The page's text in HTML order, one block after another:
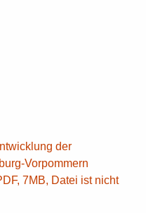
der
Vorpommern
7MB, Datei ist nicht